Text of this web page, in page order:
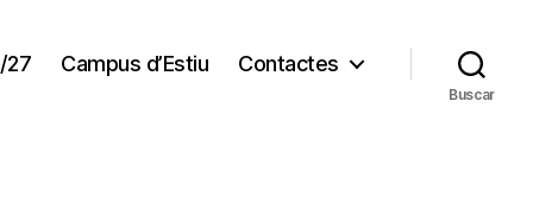
27 Campus d’Estiu Contactes
Buscar